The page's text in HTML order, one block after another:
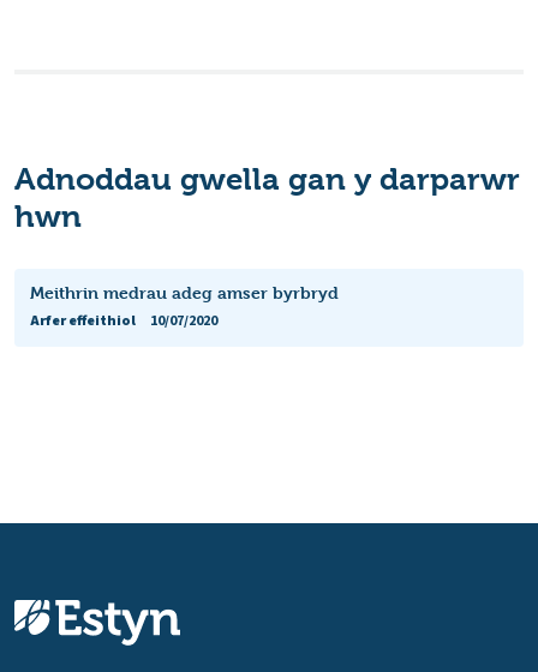
Adnoddau gwella gan y darparwr
hwn
Meithrin medrau adeg amser byrbryd
Arfer effeithiol
10/07/2020